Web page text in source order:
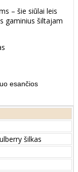
– šie siūlai leis
gaminius šiltajam
esančios
šilkas